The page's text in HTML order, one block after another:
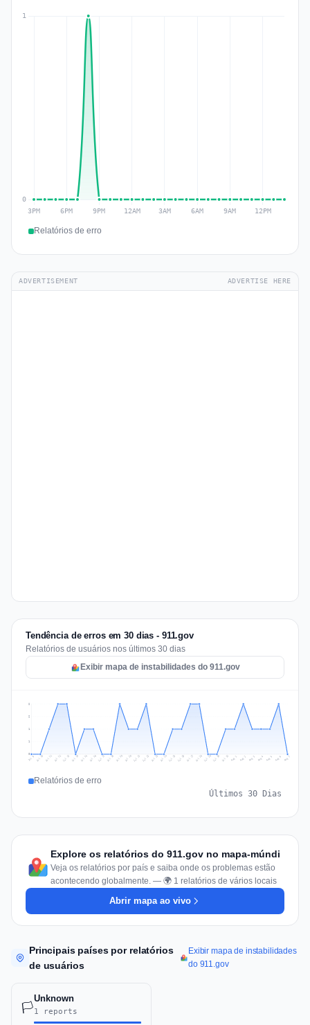
Relatórios de erro
ADVERTISEMENT ADVERTISE HERE
Tendência de erros em 30 dias - 911.gov
Relatórios de usuários nos últimos 30 dias
Exibir mapa de instabilidades do 911.gov
1
1
2
2
Jul 9 Jul 10 Jul 11 Jul 12 Jul 13 Jul 14 Jul 15 Jul 16 Jul 17 Jul 18 Jul 19 Jul 20 Jul 21 Jul 22 Jul 23 Jul 24 Jul 25 Jul 26 Jul 27 Jul 28 Jul 29 Jul 30 Jul 31 Aug 1 Aug 2 Aug 3 Aug 4 Aug 5 Aug 6 Aug 7
Relatórios de erro
Últimos 30 Dias
Explore os relatórios do 911.gov no mapa-múndi
Veja os relatórios por país e saiba onde os problemas estão
acontecendo globalmente. — 🌍 1 relatórios de vários locais
Abrir mapa ao vivo
Principais países por relatórios
de usuários
Exibir mapa de instabilidades
do 911.gov
🏳️
Unknown
1 reports